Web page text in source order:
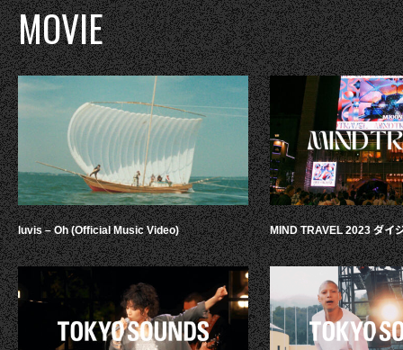
MOVIE
luvis – Oh (Official Music Video) MIND TRAVEL 2023 ダイ